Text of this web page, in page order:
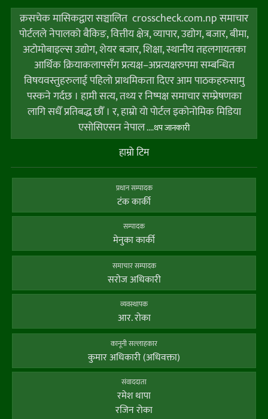
क्रसचेक मासिकद्वारा सञ्चालित crosscheck.com.np समाचार
पोर्टलले नेपालको बैकिङ, वित्तीय क्षेत्र, व्यापार, उद्योग, बजार, बीमा,
अटोमोबाइल्स उद्योग, शेयर बजार, शिक्षा, स्थानीय तहलगायतका
आर्थिक क्रियाकलापसँग प्रत्यक्ष–अप्रत्यक्षरुपमा सम्बन्धित
विषयवस्तुहरुलाई पहिलो प्राथमिकता दिएर आम पाठकहरुसामु
पस्कने गर्दछ । हामी सत्य, तथ्य र निष्पक्ष समाचार सम्प्रेषणका
लागि सधैँ प्रतिबद्ध छौँ । र, हाम्राे याे पाेर्टल इकोनोमिक मिडिया
एसोसिएसन नेपाल....थप जानकारी
हाम्राे टिम
प्रधान सम्पादक
टंक कार्की
सम्पादक
मेनुका कार्की
समाचार सम्पादक
सराेज अधिकारी
व्यवस्थापक
आर. राेका
कानूनी सल्लाहकार
कुमार अधिकारी (अधिवक्ता)
संवाददाता
रमेश थापा
रजिन रोका